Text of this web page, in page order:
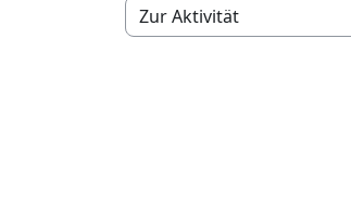
Zur Aktivität